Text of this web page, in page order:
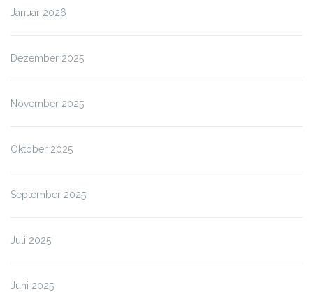
Januar 2026
Dezember 2025
November 2025
Oktober 2025
September 2025
Juli 2025
Juni 2025